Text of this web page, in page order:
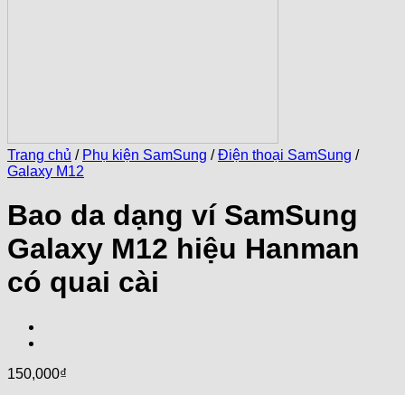
Trang chủ / Phụ kiện SamSung / Điện thoại SamSung /
Galaxy M12
Bao da dạng ví SamSung
Galaxy M12 hiệu Hanman
có quai cài
150,000₫